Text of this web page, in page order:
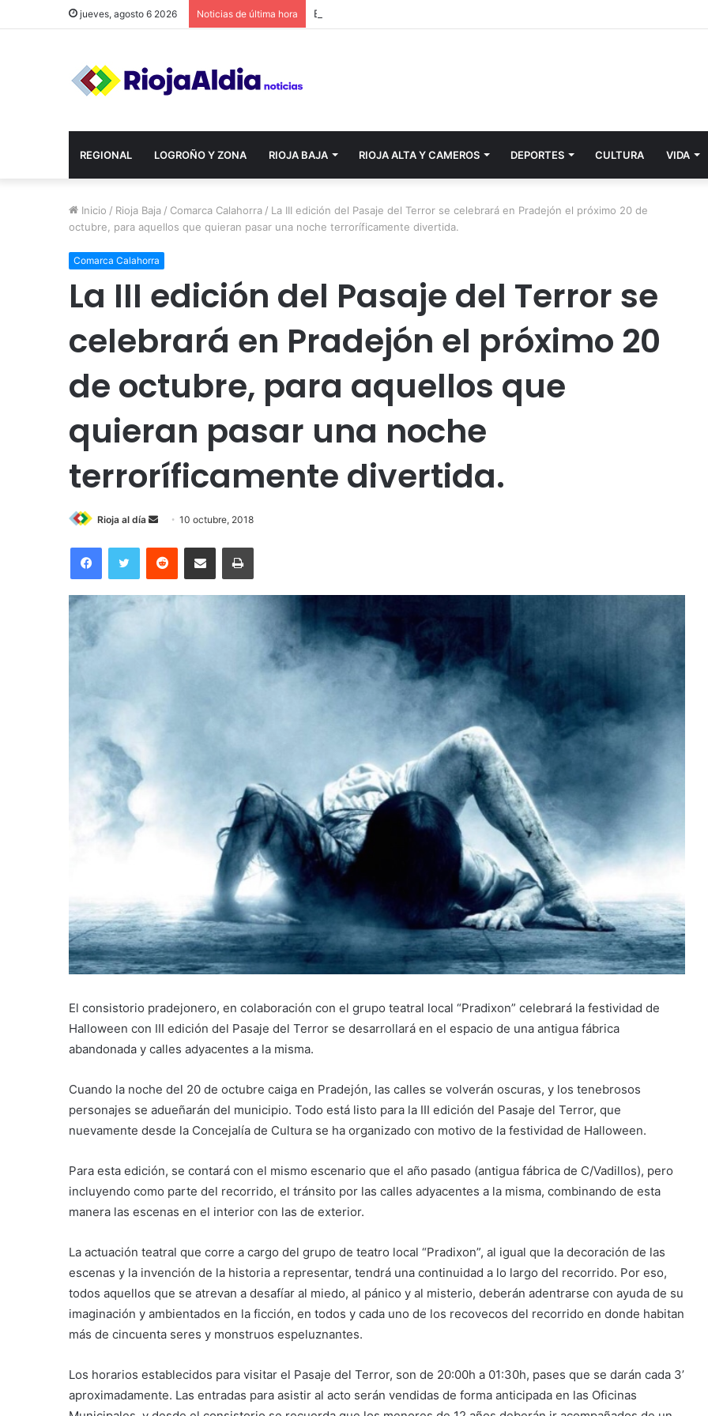
jueves, agosto 6 2026 Noticias de última hora
REGIONAL LOGROÑO Y ZONA RIOJA BAJA RIOJA ALTA Y CAMEROS DEPORTES CULTURA VIDA
Inicio / Rioja Baja / Comarca Calahorra / La III edición del Pasaje del Terror se celebrará en Pradejón el próximo 20 de
octubre, para aquellos que quieran pasar una noche terroríficamente divertida.
Comarca Calahorra
La III edición del Pasaje del Terror se
celebrará en Pradejón el próximo 20
de octubre, para aquellos que
quieran pasar una noche
terroríficamente divertida.
Rioja al día
n
d
a
10 octubre, 2018
El consistorio pradejonero, en colaboración con el grupo teatral local “Pradixon” celebrará la festividad de
Halloween con III edición del Pasaje del Terror se desarrollará en el espacio de una antigua fábrica
abandonada y calles adyacentes a la misma.
Cuando la noche del 20 de octubre caiga en Pradejón, las calles se volverán oscuras, y los tenebrosos
personajes se adueñarán del municipio. Todo está listo para la III edición del Pasaje del Terror, que
nuevamente desde la Concejalía de Cultura se ha organizado con motivo de la festividad de Halloween.
Para esta edición, se contará con el mismo escenario que el año pasado (antigua fábrica de C/Vadillos), pero
incluyendo como parte del recorrido, el tránsito por las calles adyacentes a la misma, combinando de esta
manera las escenas en el interior con las de exterior.
La actuación teatral que corre a cargo del grupo de teatro local “Pradixon”, al igual que la decoración de las
escenas y la invención de la historia a representar, tendrá una continuidad a lo largo del recorrido. Por eso,
todos aquellos que se atrevan a desafíar al miedo, al pánico y al misterio, deberán adentrarse con ayuda de su
imaginación y ambientados en la ficción, en todos y cada uno de los recovecos del recorrido en donde habitan
más de cincuenta seres y monstruos espeluznantes.
Los horarios establecidos para visitar el Pasaje del Terror, son de 20:00h a 01:30h, pases que se darán cada 3’
aproximadamente. Las entradas para asistir al acto serán vendidas de forma anticipada en las Oficinas